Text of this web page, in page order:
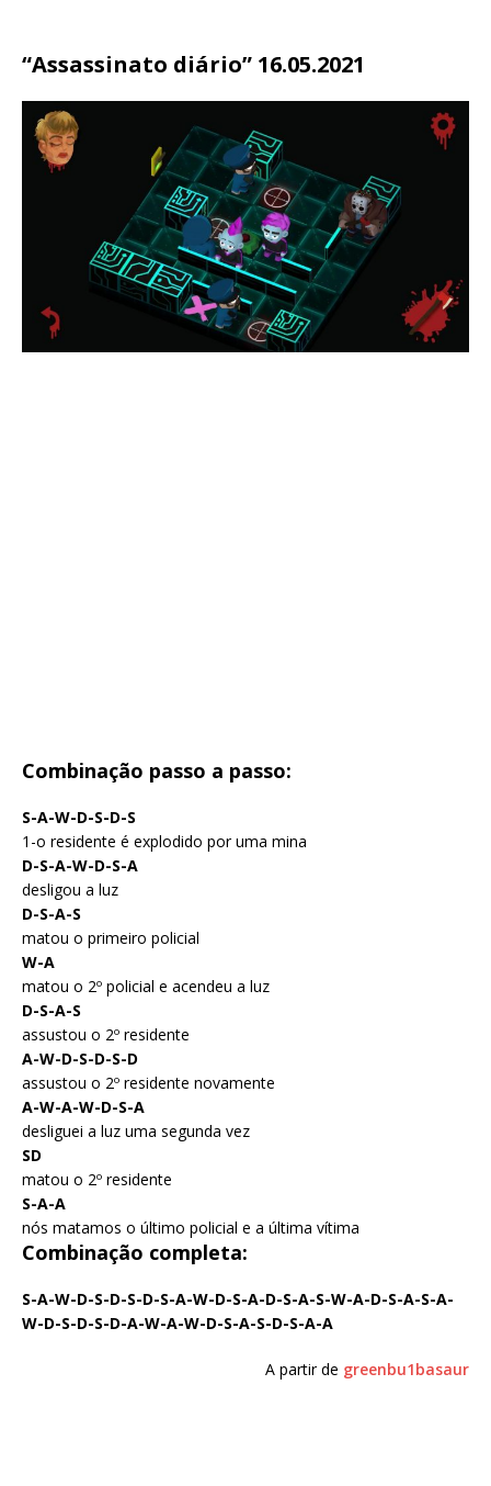
“Assassinato diário” 16.05.2021
Combinação passo a passo:
S-A-W-D-S-D-S
1-o residente é explodido por uma mina
D-S-A-W-D-S-A
desligou a luz
D-S-A-S
matou o primeiro policial
W-A
matou o 2º policial e acendeu a luz
D-S-A-S
assustou o 2º residente
A-W-D-S-D-S-D
assustou o 2º residente novamente
A-W-A-W-D-S-A
desliguei a luz uma segunda vez
SD
matou o 2º residente
S-A-A
nós matamos o último policial e a última vítima
Combinação completa:
S-A-W-D-S-D-S-D-S-A-W-D-S-A-D-S-A-S-W-A-D-S-A-S-A-
W-D-S-D-S-D-A-W-A-W-D-S-A-S-D-S-A-A
A partir de greenbu1basaur